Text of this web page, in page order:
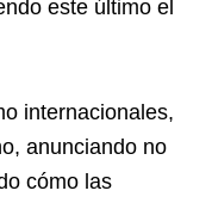
este último el
internacionales,
anunciando no
cómo las